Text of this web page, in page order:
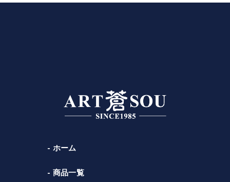
ホーム
商品一覧